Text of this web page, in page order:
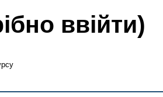
ввійти)